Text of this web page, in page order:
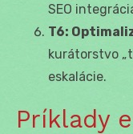
SEO
T6:
kurátorstvo
eskalácie.
Príklady